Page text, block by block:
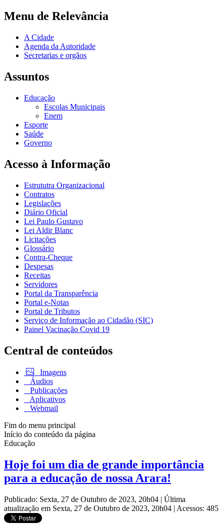
Menu de Relevância
A Cidade
Agenda da Autoridade
Secretarias e orgãos
Assuntos
Educação
Escolas Municipais
Enem
Esporte
Saúde
Governo
Acesso à Informação
Estrututra Organizacional
Contratos
Legislações
Diário Oficial
Lei Paulo Gustavo
Lei Aldir Blanc
Licitações
Glossário
Contra-Cheque
Despesas
Receitas
Servidores
Portal da Transparência
Portal e-Notas
Portal de Tributos
Serviço de Informação ao Cidadão (SIC)
Painel Vacinação Covid 19
Central de conteúdos
Imagens
Áudios
Publicações
Aplicativos
Webmail
Fim do menu principal
Início do conteúdo da página
Educação
Hoje foi um dia de grande importância
para a educação de nossa Arara!
Publicado: Sexta, 27 de Outubro de 2023, 20h04 | Última
atualização em Sexta, 27 de Outubro de 2023, 20h04 | Acessos: 485